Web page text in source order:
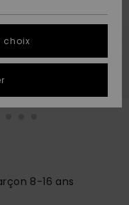
8-16 ans
choix